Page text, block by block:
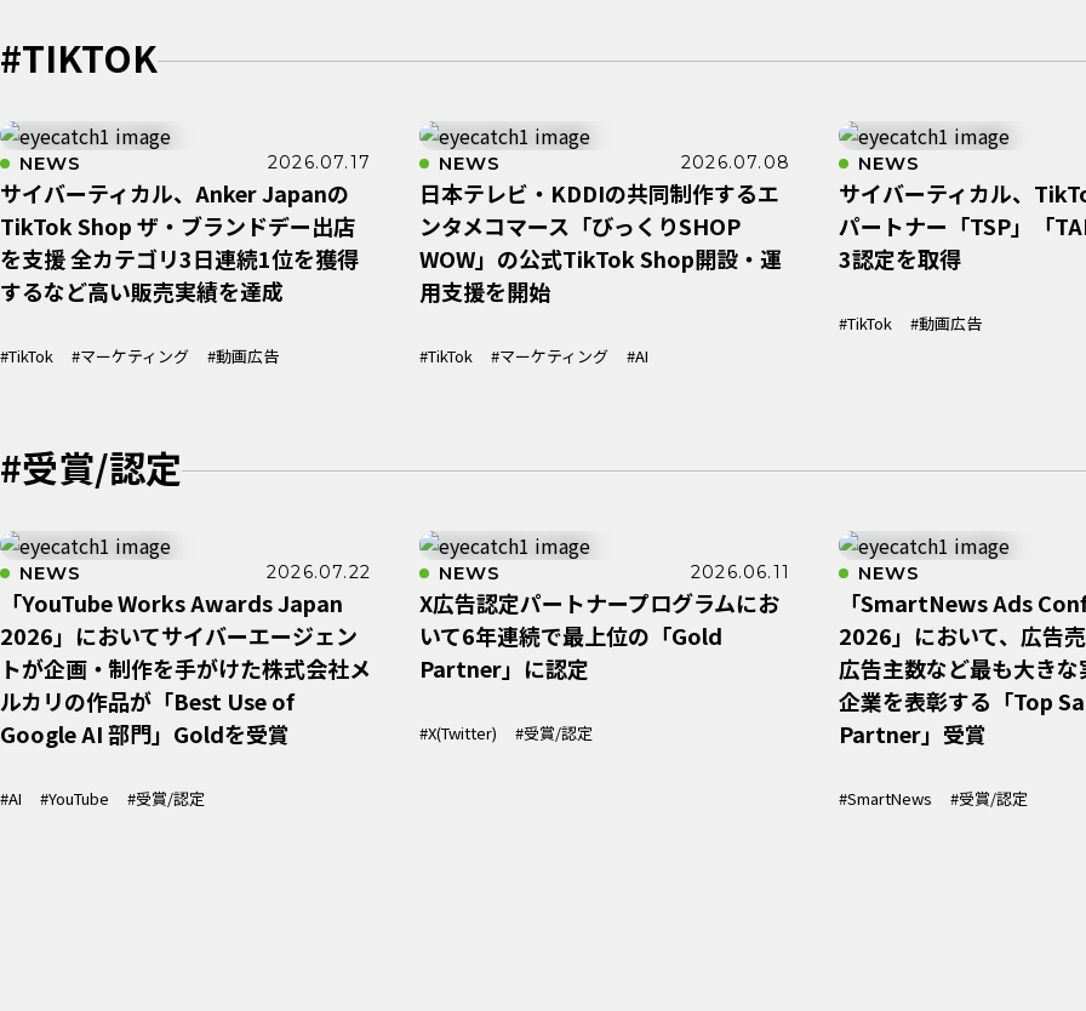
#TIKTOK
NEWS 2026.07.17
サイバーティカル、Anker Japanの
TikTok Shop ザ・ブランドデー出店
を支援 全カテゴリ3日連続1位を獲得
するなど高い販売実績を達成
#TikTok #マーケティング #動画広告
NEWS 2026.07.08
日本テレビ・KDDIの共同制作するエ
ンタメコマース「びっくりSHOP
WOW」の公式TikTok Shop開設・運
用支援を開始
#TikTok #マーケティング #AI
NEWS
サイバーティカル、
パートナー「TSP」「
3認定を取得
#TikTok #動画広告
#受賞/認定
NEWS 2026.07.22
「YouTube Works Awards Japan
2026」においてサイバーエージェン
トが企画・制作を手がけた株式会社メ
ルカリの作品が「Best Use of
Google AI 部​門」Goldを受賞
#AI #YouTube #受賞/認定
NEWS 2026.06.11
X広告認定パートナープログラムにお
いて6年連続で最上位の「Gold
Partner」に認定
#X(Twitter) #受賞/認定
NEWS
「SmartNews Ads
2026」において、広告
広告主数など最も大き
企業を表彰する「Top
Partner」受賞
#SmartNews #受賞/認定